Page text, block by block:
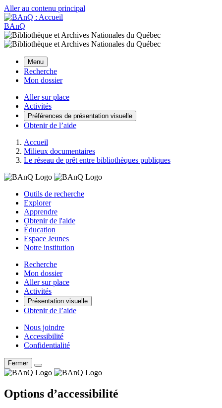
Aller au contenu principal
BAnQ
Menu
Recherche
Mon dossier
Aller sur place
Activités
Préférences de présentation visuelle
Obtenir de l’aide
Accueil
Milieux documentaires
Le réseau de prêt entre bibliothèques publiques
Outils de recherche
Explorer
Apprendre
Obtenir de l'aide
Éducation
Espace Jeunes
Notre institution
Recherche
Mon dossier
Aller sur place
Activités
Présentation visuelle
Obtenir de l’aide
Nous joindre
Accessibilité
Confidentialité
Fermer
Options d’accessibilité